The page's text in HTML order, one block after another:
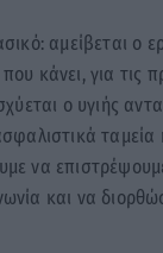
αμείβεται ο
κάνει, για τις
ο υγιής
ταμεία
να
και να